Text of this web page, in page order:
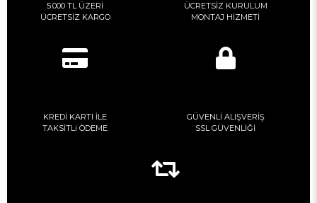
5.000 TL ÜZERİ
ÜCRETSİZ KARGO
ÜCRETSİZ KURULUM
MONTAJ HİZMETİ
KREDİ KARTI İLE
TAKSİTLi ÖDEME
GÜVENLİ ALIŞVERİŞ
SSL GÜVENLİĞİ